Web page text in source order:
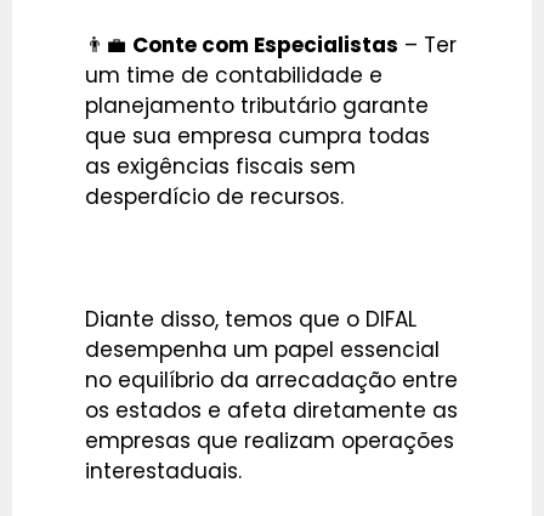
👨‍💼 Conte com Especialistas – Ter
um time de contabilidade e
planejamento tributário garante
que sua empresa cumpra todas
as exigências fiscais sem
desperdício de recursos.
Diante disso, temos que o DIFAL
desempenha um papel essencial
no equilíbrio da arrecadação entre
os estados e afeta diretamente as
empresas que realizam operações
interestaduais.